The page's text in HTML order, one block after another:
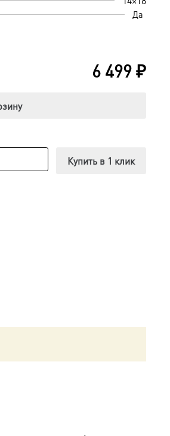
Да
6 499₽
Купить в 1 клик